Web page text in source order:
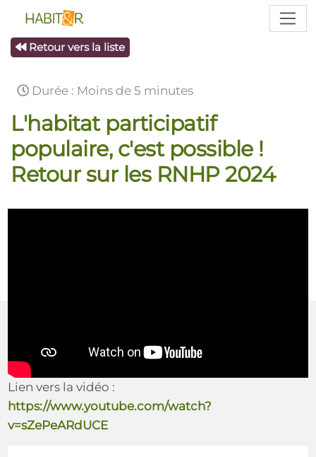
Retour vers la liste
Durée : Moins de 5 minutes
L'habitat participatif
populaire, c'est possible !
Retour sur les RNHP 2024
Lien vers la vidéo :
https://www.youtube.com/watch?
v=sZePeARdUCE